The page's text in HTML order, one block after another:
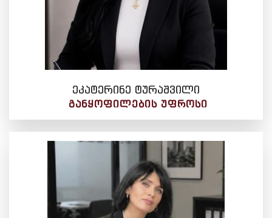
ეკატერინე ტურაშვილი
ᲒᲐᲜᲧᲝᲤᲘᲚᲔᲑᲘᲡ ᲣᲤᲠᲝᲡᲘ